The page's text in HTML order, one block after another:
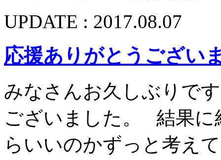
UPDATE : 2017.08.07
応援ありがとうござい
みなさんお久しぶりで
ございました。 結果に
らいいのかずっと考え